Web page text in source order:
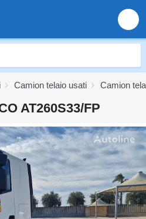
Camion telaio usati Camion
AT260S33/FP